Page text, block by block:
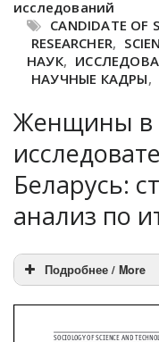
исследований
CANDIDATE OF
RESEARCHER,
НАУК,
НАУЧНЫЕ КАДРЫ,
Женщины в
Беларусь:
анализ по
Подробнее / More